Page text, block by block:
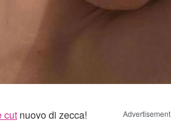
cut nuovo di zecca! Advertisement